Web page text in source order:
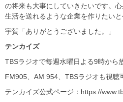
の将来も大事にしていきたいです。
生活を送れるような企業を作りたいと
宇賀「ありがとうございました。」
テンカイズ
TBSラジオで毎週水曜日よる9時から
FM905、AM 954、TBSラジオも視聴
テンカイズ公式ページ：https://